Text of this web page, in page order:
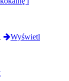
Wyświetl